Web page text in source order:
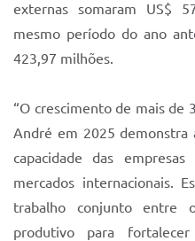
Sistema Colab
externas somaram US$
mesmo período do ano
423,97 milhões.
“O crescimento de mais de
André em 2025 demonstra
capacidade das
mercados internacionais.
trabalho conjunto
produtivo para